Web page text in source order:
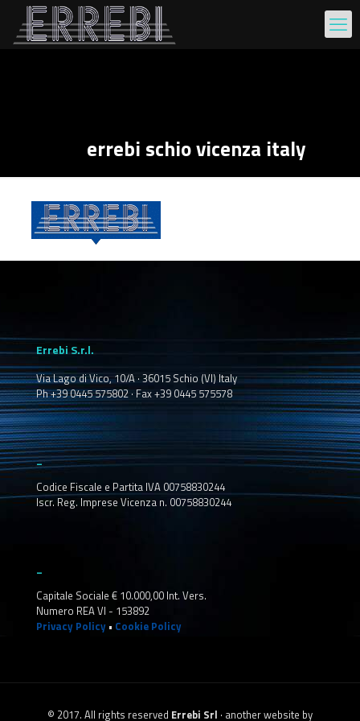
errebi schio vicenza italy
Errebi S.r.l.
Via Lago di Vico, 10/A · 36015 Schio (VI) Italy
Ph +39 0445 575802 · Fax +39 0445 575578
_
Codice Fiscale e Partita IVA 00758830244
Iscr. Reg. Imprese Vicenza n. 00758830244
Capitale Sociale € 10.000,00 Int. Vers.
Numero REA VI - 153892
Privacy Policy • Cookie Policy
© 2017. All rights reserved Errebi Srl · another website by